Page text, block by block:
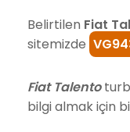
Belirtilen Fiat
sitemizde
Fiat Talento
bilgi almak için